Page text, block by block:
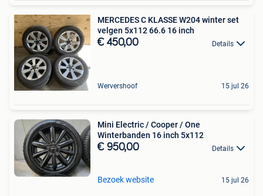
MERCEDES C KLASSE W204 winter set
velgen 5x112 66.6 16 inch
€ 450,00 Details
Wervershoof 15 jul 26
Mini Electric / Cooper / One
Winterbanden 16 inch 5x112
€ 950,00 Details
Bezoek website 15 jul 26